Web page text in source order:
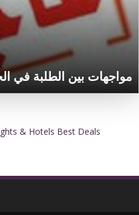
مواجهات بين الطلبة في
& Hotels Best Deals